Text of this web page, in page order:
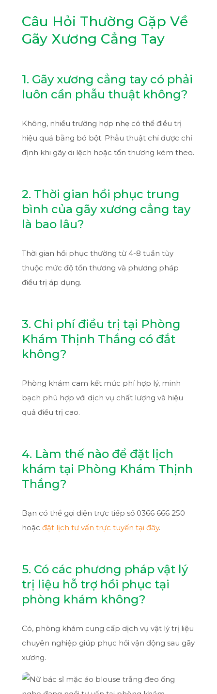
Câu Hỏi Thường Gặp Về
Gãy Xương Cẳng Tay
1. Gãy xương cẳng tay có phải
luôn cần phẫu thuật không?
Không, nhiều trường hợp nhẹ có thể điều trị
hiệu quả bằng bó bột. Phẫu thuật chỉ được chỉ
định khi gãy di lệch hoặc tổn thương kèm theo.
2. Thời gian hồi phục trung
bình của gãy xương cẳng tay
là bao lâu?
Thời gian hồi phục thường từ 4-8 tuần tùy
thuộc mức độ tổn thương và phương pháp
điều trị áp dụng.
3. Chi phí điều trị tại Phòng
Khám Thịnh Thắng có đắt
không?
Phòng khám cam kết mức phí hợp lý, minh
bạch phù hợp với dịch vụ chất lượng và hiệu
quả điều trị cao.
4. Làm thế nào để đặt lịch
khám tại Phòng Khám Thịnh
Thắng?
Bạn có thể gọi điện trực tiếp số 0366 666 250
hoặc đặt lịch tư vấn trực tuyến tại đây.
5. Có các phương pháp vật lý
trị liệu hỗ trợ hồi phục tại
phòng khám không?
Có, phòng khám cung cấp dịch vụ vật lý trị liệu
chuyên nghiệp giúp phục hồi vận động sau gãy
xương.